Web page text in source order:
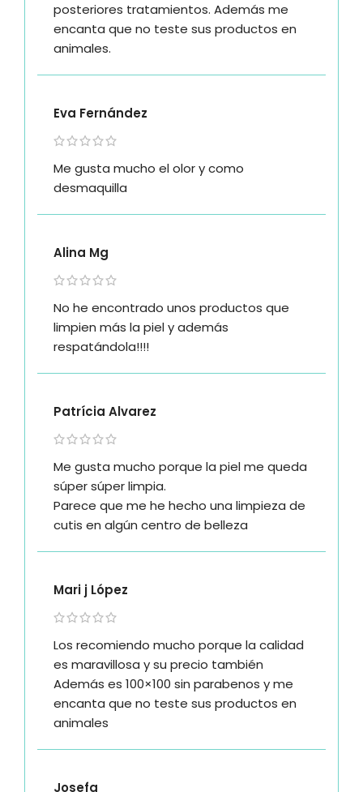
posteriores tratamientos. Además me
encanta que no teste sus productos en
animales.
Eva Fernández
Me gusta mucho el olor y como
desmaquilla
Alina Mg
No he encontrado unos productos que
limpien más la piel y además
respatándola!!!!
Patrícia Alvarez
Me gusta mucho porque la piel me queda
súper súper limpia.
Parece que me he hecho una limpieza de
cutis en algún centro de belleza
Mari j López
Los recomiendo mucho porque la calidad
es maravillosa y su precio también
Además es 100×100 sin parabenos y me
encanta que no teste sus productos en
animales
Josefa